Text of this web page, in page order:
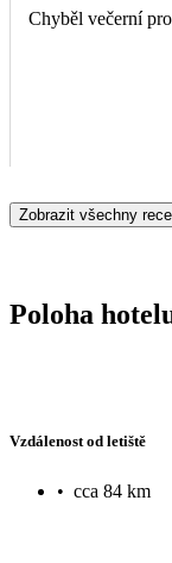
Chyběl večerní
Zobrazit všechny
Poloha
Vzdálenost od letiště
• cca 84 km